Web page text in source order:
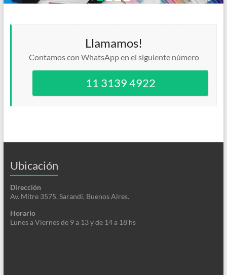
Llamamos!
Contamos con WhatsApp en el siguiente número
11 3139 4922
Ubicación
Dirección
Av. Mitre 3575, Sarandí, Buenos Aires.
Horario
Lunes a Viernes de 9 a 13 y de 14 a 18 hs